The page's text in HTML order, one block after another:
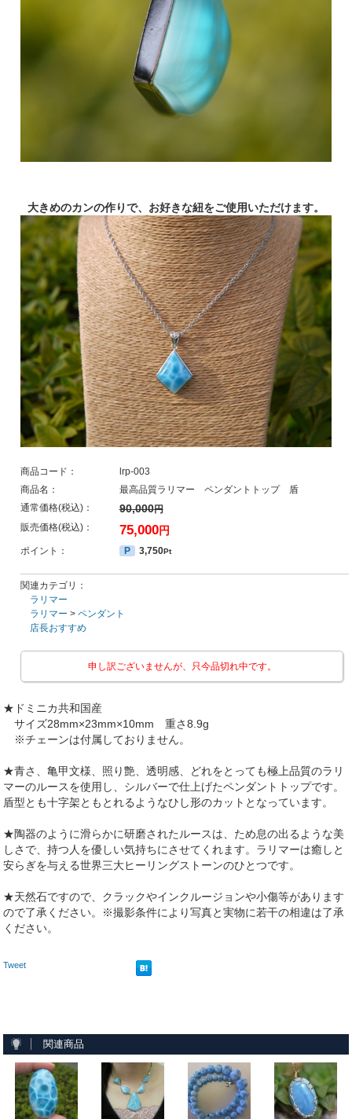
大きめのカンの作りで、お好きな紐をご使用いただけます。
商品コード：
lrp-003
商品名：
最高品質ラリマー ペンダントトップ 盾
通常価格(税込)：
90,000円
販売価格(税込)： 75,000円
ポイント： P 3,750Pt
関連カテゴリ：
ラリマー
ラリマー >ペンダント
店長おすすめ
申し訳ございませんが、只今品切れ中です。
★ドミニカ共和国産
サイズ28mm×23mm×10mm 重さ8.9g
※チェーンは付属しておりません。
★青さ、亀甲文様、照り艶、透明感、どれをとっても極上品質のラリ
マーのルースを使用し、シルバーで仕上げたペンダントトップです。
盾型とも十字架ともとれるようなひし形のカットとなっています。
★陶器のように滑らかに研磨されたルースは、ため息の出るような美
しさで、持つ人を優しい気持ちにさせてくれます。ラリマーは癒しと
安らぎを与える世界三大ヒーリングストーンのひとつです。
★天然石ですので、クラックやインクルージョンや小傷等があります
ので了承ください。※撮影条件により写真と実物に若干の相違は了承
ください。
Tweet
関連商品